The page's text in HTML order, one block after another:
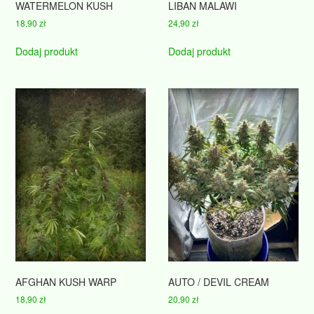
WATERMELON KUSH
18,90zł
Dodaj produkt
LIBAN MALAWI
24,90zł
Dodaj produkt
AFGHAN KUSH WARP
18,90zł
AUTO / DEVIL CREAM
20,90zł